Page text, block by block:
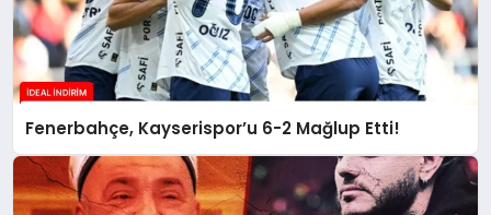
Fenerbahçe, Kayserispor’u 6-2 Mağlup Etti!